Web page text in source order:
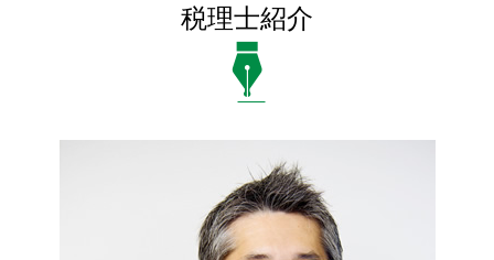
税理士紹介